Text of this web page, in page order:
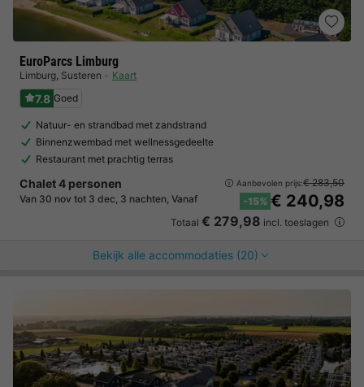
EuroParcs Limburg
Limburg, Susteren Kaart
7.8 Goed
Natuur- en strandbad met zandstrand
Binnenzwembad met wellnessgedeelte
Restaurant met prachtig terras
Chalet 4 personen
Van 30 nov tot 3 dec, 3 nachten, Vanaf
Aanbevolen prijs:€ 283,50
-15% € 240,98
Totaal € 279,98 incl. toeslagen
Bekijk alle accommodaties (20)